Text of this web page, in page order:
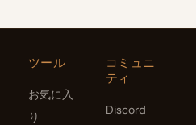
ツール
お気に入
り
コミュニ
ティ
Discord